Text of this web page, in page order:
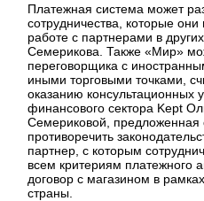
Платежная система может
сотрудничества, которые они
работе с партнерами в
Семерикова. Также «Мир»
переговорщика с
иными торговыми точками,
оказанию консультационных
финансового сектора Kept
Семериковой, предложенная
противоречить
партнер, с которым
всем критериям платежного
договор с магазином в
страны.